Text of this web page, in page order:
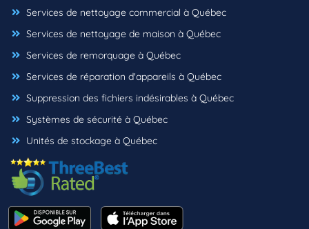
Services de nettoyage commercial à Québec
Services de nettoyage de maison à Québec
Services de remorquage à Québec
Services de réparation d'appareils à Québec
Suppression des fichiers indésirables à Québec
Systèmes de sécurité à Québec
Unités de stockage à Québec